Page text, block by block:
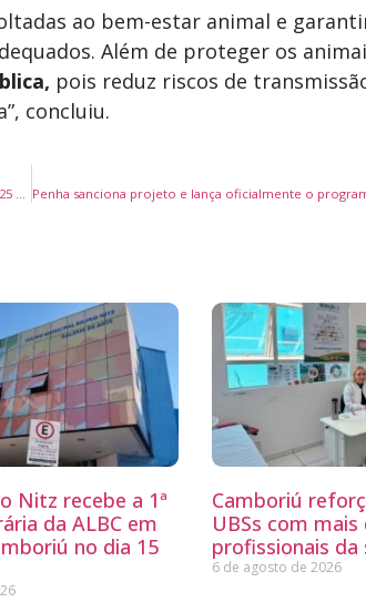
ao bem-estar animal e
Além de proteger os
pois reduz riscos de
concluiu.
Praia Central de Navegantes recebe etapa final do Circuito de Surf 2025 neste fim de semana
Nitz recebe a 1ª
da ALBC em
no dia 15
Camboriú
UBSs com mais
profissionais da
6 de agosto de 2026